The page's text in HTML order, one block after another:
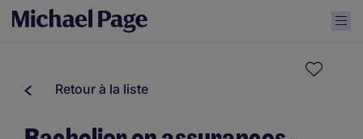
Retour à la liste